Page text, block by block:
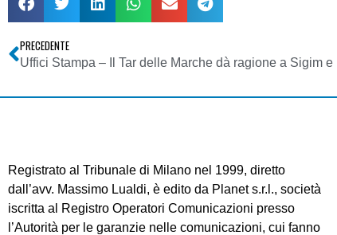
PRECEDENTE
Registrato al Tribunale di Milano nel 1999, diretto
dall’avv. Massimo Lualdi, è edito da Planet s.r.l., società
iscritta al Registro Operatori Comunicazioni presso
l’Autorità per le garanzie nelle comunicazioni, cui fanno